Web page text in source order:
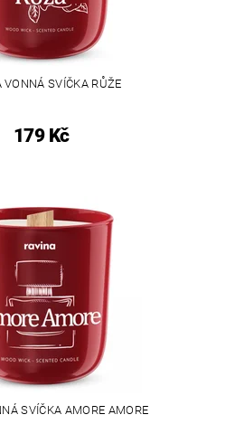
VONNÁ SVÍČKA RŮŽE
179 Kč
SVÍČKA AMORE AMORE